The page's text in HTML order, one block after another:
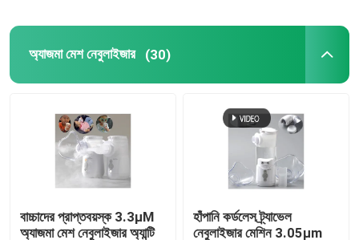
অ্যাজমা মেশ নেবুলাইজার (30)
বাচ্চাদের প্রাপ্তবয়স্ক 3.3μM
অ্যাজমা মেশ নেবুলাইজার অ্যান্টি
হাঁপানি কর্ডলেস ট্র্যাভেল
নেবুলাইজার মেশিন 3.05μm